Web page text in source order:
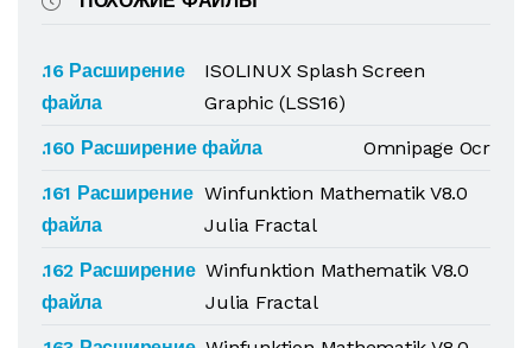
.16 Расширение
файла
ISOLINUX Splash Screen
Graphic (LSS16)
.160 Расширение файла
Omnipage Ocr
.161 Расширение
файла
Winfunktion Mathematik V8.0
Julia Fractal
.162 Расширение
файла
Winfunktion Mathematik V8.0
Julia Fractal